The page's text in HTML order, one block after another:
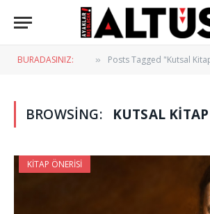
BURADASINIZ: » Posts Tagged "Kutsal
BROWSING: KUTSAL KITAP
KITAP ÖNERISI